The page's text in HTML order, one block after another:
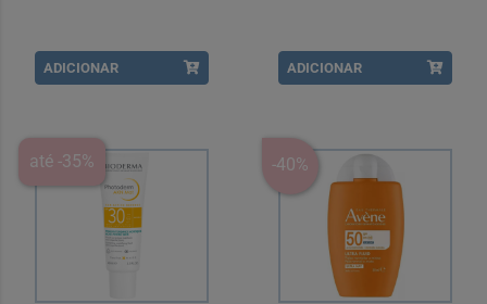
ADICIONAR ADICIONAR
até -35% -40%